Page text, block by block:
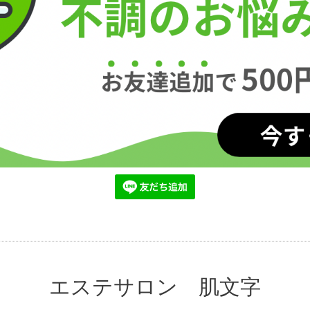
エステサロン 肌文字